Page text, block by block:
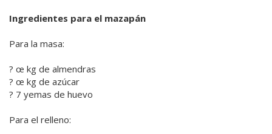
Ingredientes para el mazapán
Para la masa:
? œ kg de almendras
? œ kg de azúcar
? 7 yemas de huevo
Para el relleno: